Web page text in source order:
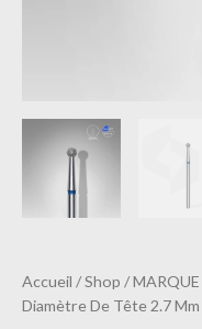
Accueil /Shop /MARQUE
Diamètre De Tête 2.7 Mm